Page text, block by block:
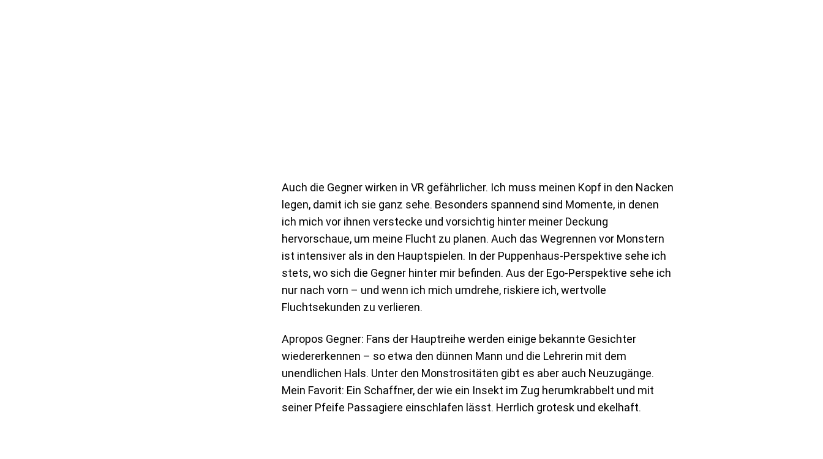
Auch die Gegner wirken in VR gefährlicher. Ich muss meinen Kopf in den Nacken
legen, damit ich sie ganz sehe. Besonders spannend sind Momente, in denen
ich mich vor ihnen verstecke und vorsichtig hinter meiner Deckung
hervorschaue, um meine Flucht zu planen. Auch das Wegrennen vor Monstern
ist intensiver als in den Hauptspielen. In der Puppenhaus-Perspektive sehe ich
stets, wo sich die Gegner hinter mir befinden. Aus der Ego-Perspektive sehe ich
nur nach vorn – und wenn ich mich umdrehe, riskiere ich, wertvolle
Fluchtsekunden zu verlieren.
Apropos Gegner: Fans der Hauptreihe werden einige bekannte Gesichter
wiedererkennen – so etwa den dünnen Mann und die Lehrerin mit dem
unendlichen Hals. Unter den Monstrositäten gibt es aber auch Neuzugänge.
Mein Favorit: Ein Schaffner, der wie ein Insekt im Zug herumkrabbelt und mit
seiner Pfeife Passagiere einschlafen lässt. Herrlich grotesk und ekelhaft.